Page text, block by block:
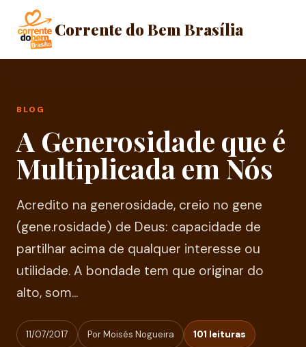
Corrente do Bem Brasília
BLOG
A Generosidade que é
Multiplicada em Nós
Acredito na generosidade, creio no gene
(gene.rosidade) de Deus: capacidade de
partilhar acima de qualquer interesse ou
utilidade. A bondade tem que originar do
alto, som...
11/07/2017 Por Moisés Nogueira 101 leituras